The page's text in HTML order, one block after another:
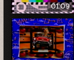
01:09